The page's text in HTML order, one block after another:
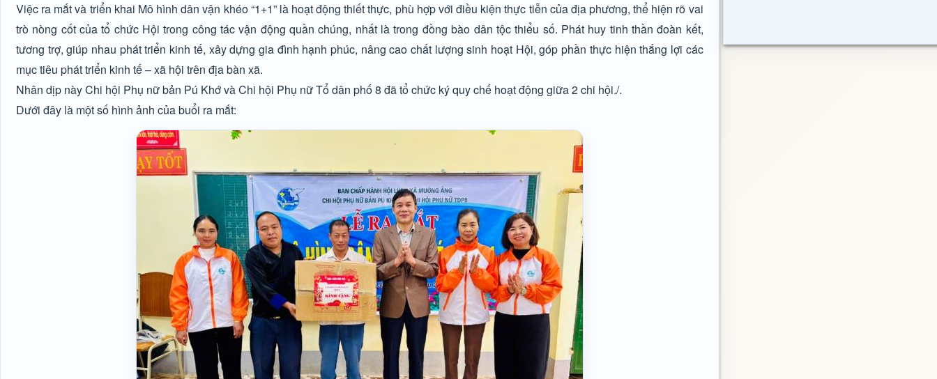
Việc ra mắt và triển khai Mô hình dân vận khéo “1+1” là hoạt động thiết thực, phù hợp với điều kiện thực tiễn của địa phương, thể hiện rõ vai
trò nòng cốt của tổ chức Hội trong công tác vận động quần chúng, nhất là trong đồng bào dân tộc thiểu số. Phát huy tinh thần đoàn kết,
tương trợ, giúp nhau phát triển kinh tế, xây dựng gia đình hạnh phúc, nâng cao chất lượng sinh hoạt Hội, góp phần thực hiện thắng lợi các
mục tiêu phát triển kinh tế – xã hội trên địa bàn xã.
Nhân dịp này Chi hội Phụ nữ bản Pú Khớ và Chi hội Phụ nữ Tổ dân phố 8 đã tổ chức ký quy chế hoạt động giữa 2 chi hội./.
Dưới đây là một số hình ảnh của buổi ra mắt: